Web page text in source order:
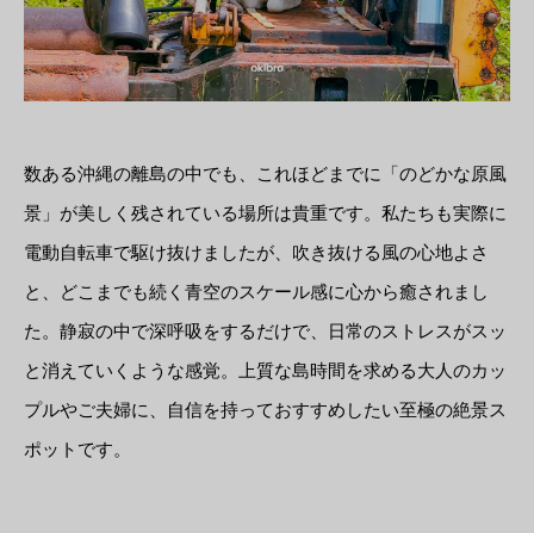
数ある沖縄の離島の中でも、これほどまでに「のどかな原風
景」が美しく残されている場所は貴重です。私たちも実際に
電動自転車で駆け抜けましたが、吹き抜ける風の心地よさ
と、どこまでも続く青空のスケール感に心から癒されまし
た。静寂の中で深呼吸をするだけで、日常のストレスがスッ
と消えていくような感覚。上質な島時間を求める大人のカッ
プルやご夫婦に、自信を持っておすすめしたい至極の絶景ス
ポットです。